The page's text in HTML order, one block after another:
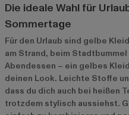
Die ideale Wahl für
Sommertage
Für den Urlaub sind gelbe
am Strand, beim
Abendessen – ein gelbes
deinen Look. Leichte Stoffe
dass du dich auch bei heißen
trotzdem stylisch aussiehst.